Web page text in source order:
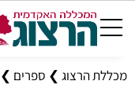
מכללת הרצוג ❯ ספרים ❯